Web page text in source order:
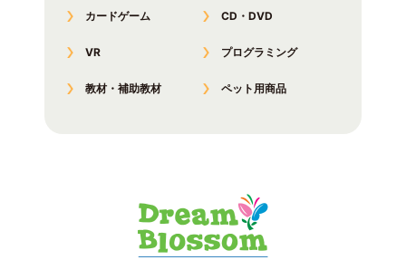
カードゲーム CD・DVD
VR プログラミング
教材・補助教材 ペット用商品